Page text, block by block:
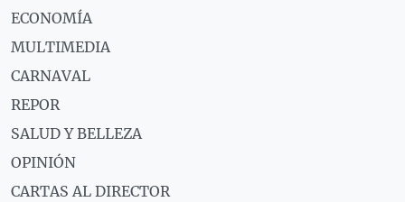
ECONOMÍA
MULTIMEDIA
CARNAVAL
REPOR
SALUD Y BELLEZA
OPINIÓN
CARTAS AL DIRECTOR